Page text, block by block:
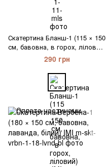
Скатертина Бланш-1 (115 × 150
см, бавовна, в горох, ліловий)
IMI
290 грн